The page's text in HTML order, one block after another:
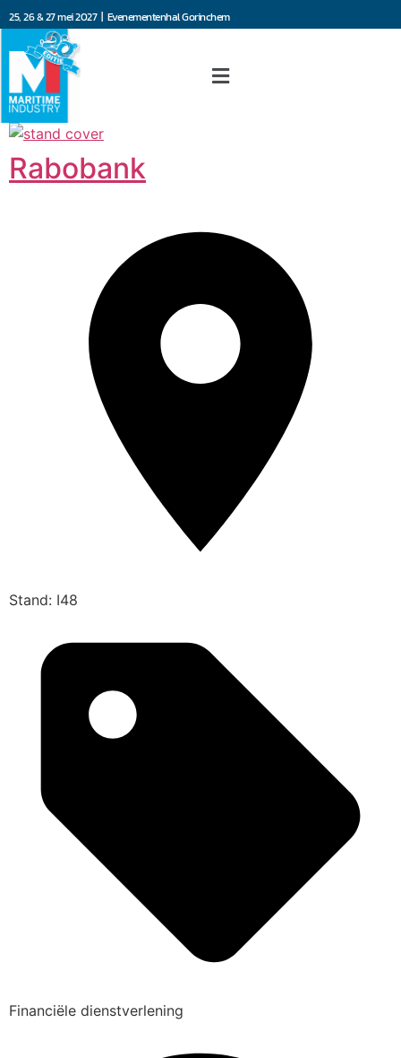
25, 26 & 27 mei 2027 | Evenementenhal Gorinchem
Rabobank
Stand: I48
Financiële dienstverlening